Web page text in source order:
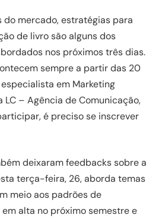
do mercado, estratégias para
de livro são alguns dos
nos próximos três dias.
sempre a partir das 20
em Marketing
– Agência de Comunicação,
é preciso se inscrever
deixaram feedbacks sobre a
terça-feira, 26, aborda temas
meio aos padrões de
alta no próximo semestre e